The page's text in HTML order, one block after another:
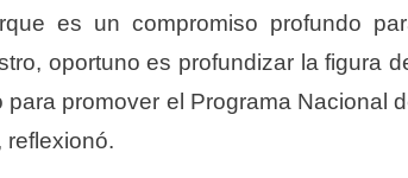
es un compromiso profundo
oportuno es profundizar la figura
promover el Programa Nacional
reflexionó.